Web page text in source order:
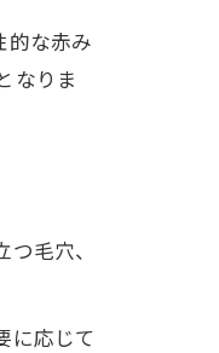
的な赤み
なりま
毛穴、
に応じて